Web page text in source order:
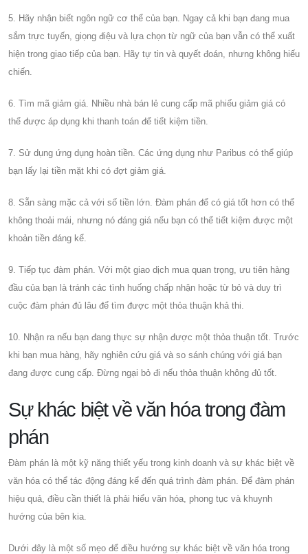
5. Hãy nhận biết ngôn ngữ cơ thể của bạn. Ngay cả khi bạn đang mua
sắm trực tuyến, giọng điệu và lựa chọn từ ngữ của bạn vẫn có thể xuất
hiện trong giao tiếp của bạn. Hãy tự tin và quyết đoán, nhưng không hiếu
chiến.
6. Tìm mã giảm giá. Nhiều nhà bán lẻ cung cấp mã phiếu giảm giá có
thể được áp dụng khi thanh toán để tiết kiệm tiền.
7. Sử dụng ứng dụng hoàn tiền. Các ứng dụng như Paribus có thể giúp
bạn lấy lại tiền mặt khi có đợt giảm giá.
8. Sẵn sàng mặc cả với số tiền lớn. Đàm phán để có giá tốt hơn có thể
không thoải mái, nhưng nó đáng giá nếu bạn có thể tiết kiệm được một
khoản tiền đáng kể.
9. Tiếp tục đàm phán. Với một giao dịch mua quan trọng, ưu tiên hàng
đầu của bạn là tránh các tình huống chấp nhận hoặc từ bỏ và duy trì
cuộc đàm phán đủ lâu để tìm được một thỏa thuận khả thi.
10. Nhận ra nếu bạn đang thực sự nhận được một thỏa thuận tốt. Trước
khi bạn mua hàng, hãy nghiên cứu giá và so sánh chúng với giá bạn
đang được cung cấp. Đừng ngại bỏ đi nếu thỏa thuận không đủ tốt.
Sự khác biệt về văn hóa trong đàm
phán
Đàm phán là một kỹ năng thiết yếu trong kinh doanh và sự khác biệt về
văn hóa có thể tác động đáng kể đến quá trình đàm phán. Để đàm phán
hiệu quả, điều cần thiết là phải hiểu văn hóa, phong tục và khuynh
hướng của bên kia.
Dưới đây là một số mẹo để điều hướng sự khác biệt về văn hóa trong